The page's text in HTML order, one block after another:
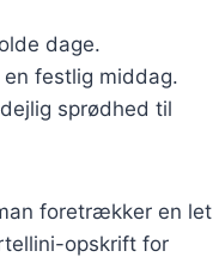
dage.
festlig middag.
sprødhed til
foretrækker en let
opskrift for